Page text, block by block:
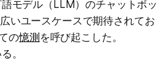
モデル（LLM）のチャットボッ
いユースケースで期待されてお
の憶測を呼び起こした。
。